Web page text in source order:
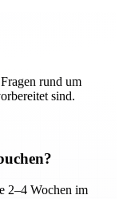
rund um
sind.
2–4 Wochen im